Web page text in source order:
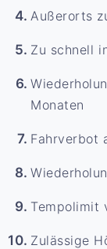
Außerorts
Zu schnell
Monaten
Fahrverbot
Tempolimit
Zulässige